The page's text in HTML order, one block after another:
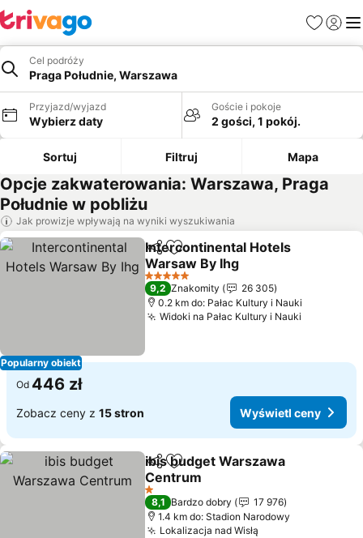
Ulubione
Cel podróży
Praga Południe, Warszawa
Przyjazd/wyjazd
Wybierz daty
Goście i pokoje
2 gości, 1 pokój.
Sortuj Filtruj Mapa
Opcje zakwaterowania: Warszawa, Praga
Południe w pobliżu
Jak prowizje wpływają na wyniki wyszukiwania
Popularny obiekt
Udostępnij
Dodaj do ulubionych
Intercontinental Hotels
Warsaw By Ihg
Wyświetl ceny
5 Kategoria
9,2 Znakomity
26 305
0.2 km do: Pałac Kultury i Nauki
Widoki na Pałac Kultury i Nauki
Od 446 zł
Zobacz ceny z 15 stron Wyświetl ceny
Udostępnij
Dodaj do ulubionych
ibis budget Warszawa
Centrum
Wyświetl ceny
1 Kategoria
8,1 Bardzo dobry
17 976
1.4 km do: Stadion Narodowy
Lokalizacja nad Wisłą